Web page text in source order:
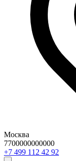
Москва
7700000000000
29 24 211 994 7+